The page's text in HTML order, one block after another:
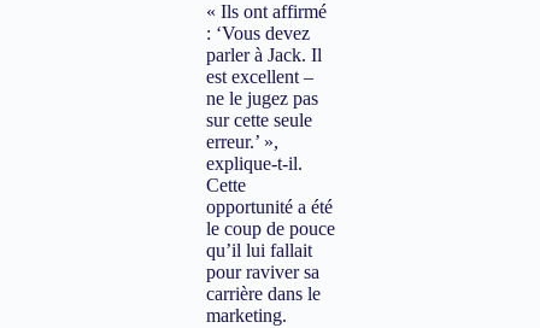
« Ils ont affirmé
: ‘Vous devez
parler à Jack. Il
est excellent –
ne le jugez pas
sur cette seule
erreur.’ »,
explique-t-il.
Cette
opportunité a été
le coup de pouce
qu’il lui fallait
pour raviver sa
carrière dans le
marketing.